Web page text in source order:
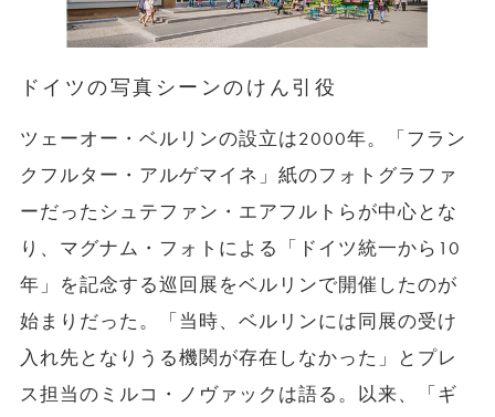
ドイツの写真シーンのけん引役
ツェーオー・ベルリンの設立は2000年。「フラン
クフルター・アルゲマイネ」紙のフォトグラファ
ーだったシュテファン・エアフルトらが中心とな
り、マグナム・フォトによる「ドイツ統一から10
年」を記念する巡回展をベルリンで開催したのが
始まりだった。「当時、ベルリンには同展の受け
入れ先となりうる機関が存在しなかった」とプレ
ス担当のミルコ・ノヴァックは語る。以来、「ギ